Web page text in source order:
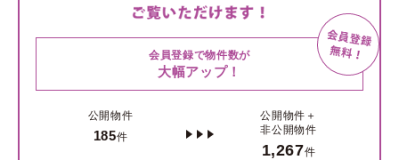
会員登録で物件数が
大幅アップ！
公開物件
185件
公開物件＋
非公開物件
1,267件